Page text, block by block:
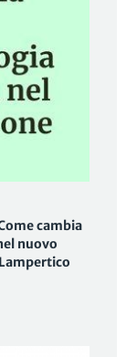
cambia
nuovo